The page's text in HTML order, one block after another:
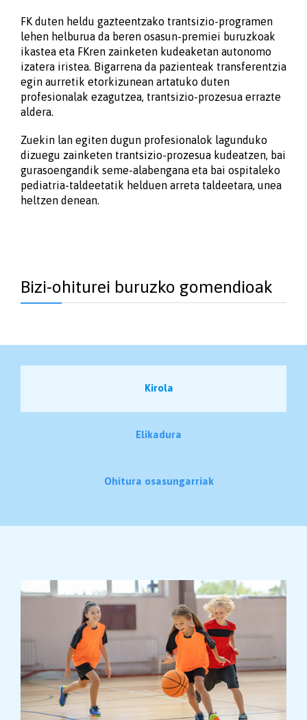
FK duten heldu gazteentzako trantsizio-programen
lehen helburua da beren osasun-premiei buruzkoak
ikastea eta FKren zainketen kudeaketan autonomo
izatera iristea. Bigarrena da pazienteak transferentzia
egin aurretik etorkizunean artatuko duten
profesionalak ezagutzea, trantsizio-prozesua errazte
aldera.
Zuekin lan egiten dugun profesionalok lagunduko
dizuegu zainketen trantsizio-prozesua kudeatzen, bai
gurasoengandik seme-alabengana eta bai ospitaleko
pediatria-taldeetatik helduen arreta taldeetara, unea
heltzen denean.
Bizi-ohiturei buruzko gomendioak
Kirola
Elikadura
Ohitura osasungarriak